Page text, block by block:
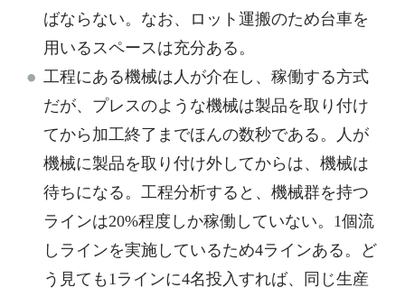
ばならない。なお、ロット運搬のため台車を
用いるスペースは充分ある。
工程にある機械は人が介在し、稼働する方式
だが、プレスのような機械は製品を取り付け
てから加工終了までほんの数秒である。人が
機械に製品を取り付け外してからは、機械は
待ちになる。工程分析すると、機械群を持つ
ラインは20%程度しか稼働していない。1個流
しラインを実施しているため4ラインある。ど
う見ても1ラインに4名投入すれば、同じ生産